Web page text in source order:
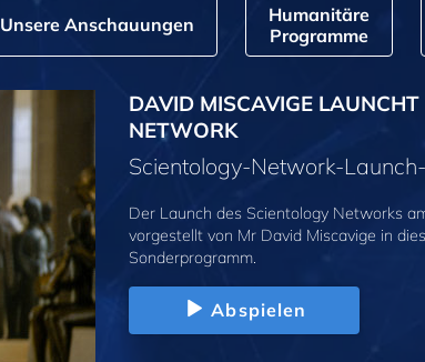
Unsere Anschauungen
Humanitäre
Programme
DAVID MISCAVIGE
NETWORK
Scientology-Network-
Der Launch des Scientology Networks
vorgestellt von Mr David Miscavige in
Sonderprogramm.
Abspielen